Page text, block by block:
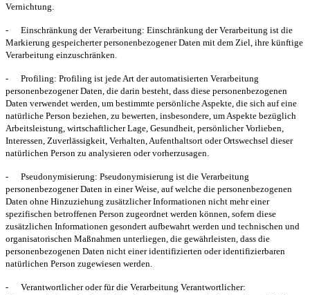
Vernichtung.
- Einschränkung der Verarbeitung: Einschränkung der Verarbeitung ist die
Markierung gespeicherter personenbezogener Daten mit dem Ziel, ihre künftige
Verarbeitung einzuschränken.
- Profiling: Profiling ist jede Art der automatisierten Verarbeitung
personenbezogener Daten, die darin besteht, dass diese personenbezogenen
Daten verwendet werden, um bestimmte persönliche Aspekte, die sich auf eine
natürliche Person beziehen, zu bewerten, insbesondere, um Aspekte bezüglich
Arbeitsleistung, wirtschaftlicher Lage, Gesundheit, persönlicher Vorlieben,
Interessen, Zuverlässigkeit, Verhalten, Aufenthaltsort oder Ortswechsel dieser
natürlichen Person zu analysieren oder vorherzusagen.
- Pseudonymisierung: Pseudonymisierung ist die Verarbeitung
personenbezogener Daten in einer Weise, auf welche die personenbezogenen
Daten ohne Hinzuziehung zusätzlicher Informationen nicht mehr einer
spezifischen betroffenen Person zugeordnet werden können, sofern diese
zusätzlichen Informationen gesondert aufbewahrt werden und technischen und
organisatorischen Maßnahmen unterliegen, die gewährleisten, dass die
personenbezogenen Daten nicht einer identifizierten oder identifizierbaren
natürlichen Person zugewiesen werden.
-
Verantwortlicher oder für die Verarbeitung Verantwortlicher: